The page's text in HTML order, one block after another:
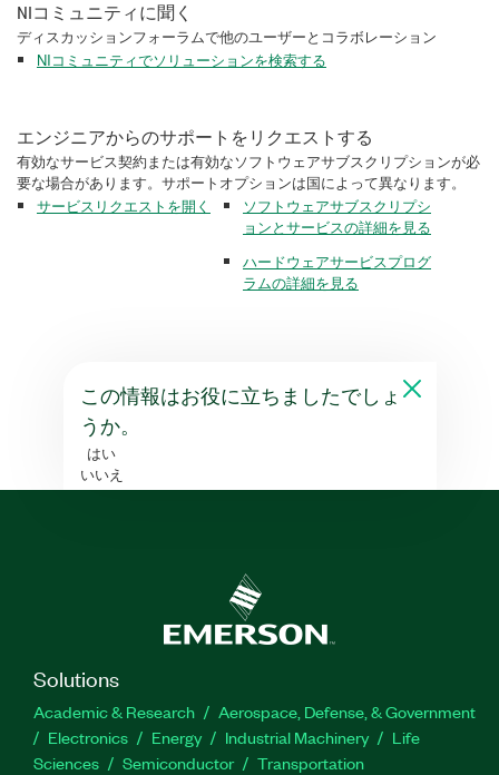
NIコミュニティに聞く
ディスカッションフォーラムで他のユーザーとコラボレーション
NIコミュニティでソリューションを検索する
エンジニアからのサポートをリクエストする
有効なサービス契約または有効なソフトウェアサブスクリプションが必
要な場合があります。サポートオプションは国によって異なります。
サービスリクエストを開く
ソフトウェアサブスクリプシ
ョンとサービスの詳細を見る
ハードウェアサービスプログ
ラムの詳細を見る
この情報はお役に立ちましたでしょ
うか。
はい
いいえ
Solutions
Academic & Research
Aerospace, Defense, & Government
Electronics
Energy Industrial Machinery
Life
Sciences
Semiconductor Transportation